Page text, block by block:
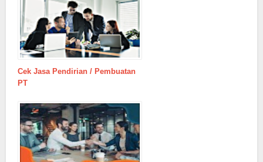
Cek Jasa Pendirian / Pembuatan
PT